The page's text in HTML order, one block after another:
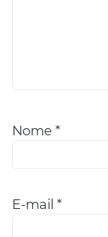
Nome *
E-mail *